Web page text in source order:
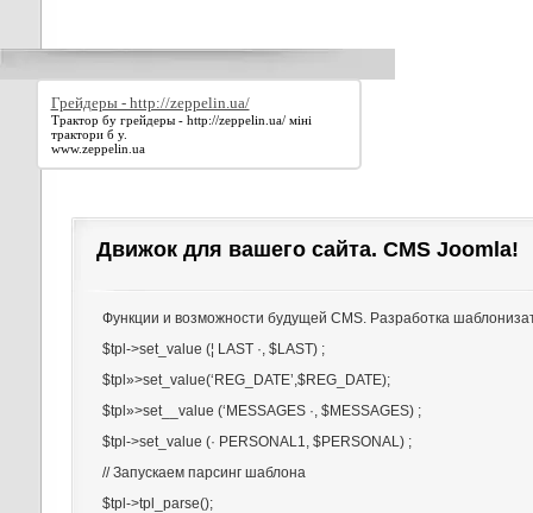
Грейдеры - http://zeppelin.ua/
Трактор бу грейдеры - http://zeppelin.ua/ міні
трактори б у.
www.zeppelin.ua
Движок для вашего сайта. CMS Joomla!
Функции и возможности будущей CMS. Разработка
$tpl->set_value (¦ LAST ·, $LAST) ;
$tpl»>set_value(‘REG_DATE’,$REG_DATE);
$tpl»>set__value (‘MESSAGES ·, $MESSAGES) ;
$tpl->set_value (· PERSONAL1, $PERSONAL) ;
// Запускаем парсинг шаблона
$tpl->tpl_parse();